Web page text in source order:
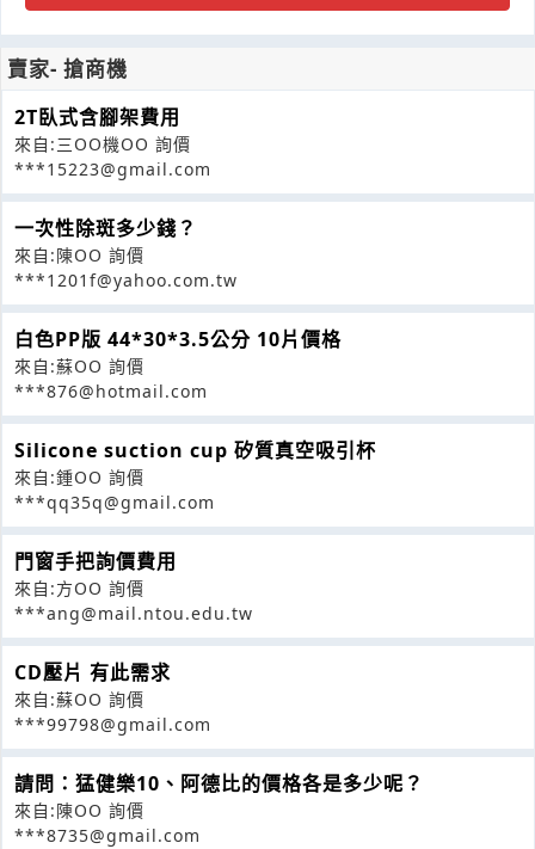
賣家- 搶商機
2T臥式含腳架費用
來自:三OO機OO 詢價
***15223@gmail.com
一次性除斑多少錢？
來自:陳OO 詢價
***1201f@yahoo.com.tw
白色PP版 44*30*3.5公分 10片價格
來自:蘇OO 詢價
***876@hotmail.com
Silicone suction cup 矽質真空吸引杯
來自:鍾OO 詢價
***qq35q@gmail.com
門窗手把詢價費用
來自:方OO 詢價
***ang@mail.ntou.edu.tw
CD壓片 有此需求
來自:蘇OO 詢價
***99798@gmail.com
請問：猛健樂10、阿德比的價格各是多少呢？
來自:陳OO 詢價
***8735@gmail.com